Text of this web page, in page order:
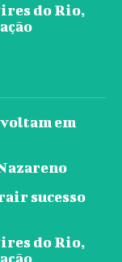
do Rio,
em
sucesso
do Rio,